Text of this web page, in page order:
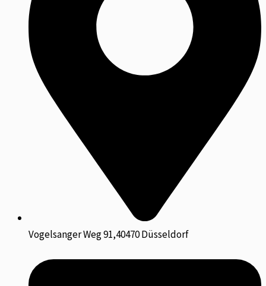
Vogelsanger Weg 91,40470 Düsseldorf